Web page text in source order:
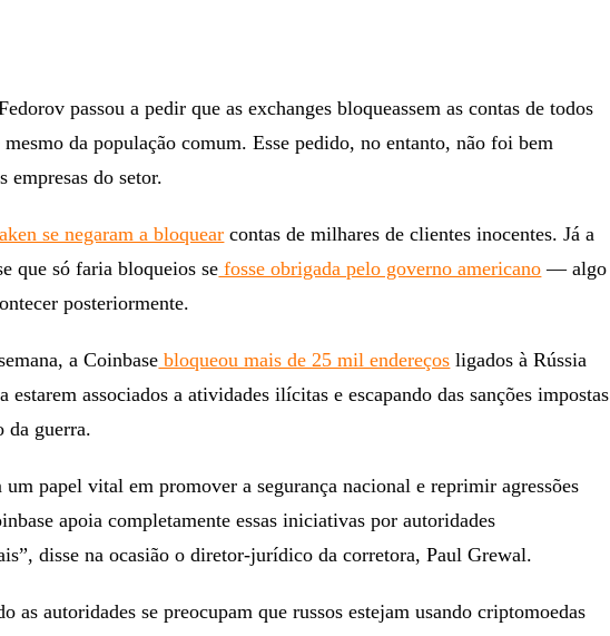
passou a pedir que as exchanges bloqueassem as contas de todos
mesmo da população comum. Esse pedido, no entanto, não foi bem
empresas do setor.
se negaram a bloquear contas de milhares de clientes inocentes. Já a
que só faria bloqueios se fosse obrigada pelo governo americano — algo
posteriormente.
a Coinbase bloqueou mais de 25 mil endereços ligados à Rússia
estarem associados a atividades ilícitas e escapando das sanções impostas
da guerra.
um papel vital em promover a segurança nacional e reprimir agressões
apoia completamente essas iniciativas por autoridades
disse na ocasião o diretor-jurídico da corretora, Paul Grewal.
as autoridades se preocupam que russos estejam usando criptomoedas